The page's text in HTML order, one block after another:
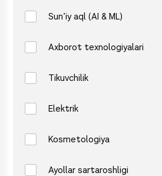
Sun’iy aql (AI & ML)
Axborot texnologiyalari
Tikuvchilik
Elektrik
Kosmetologiya
Ayollar sartaroshligi